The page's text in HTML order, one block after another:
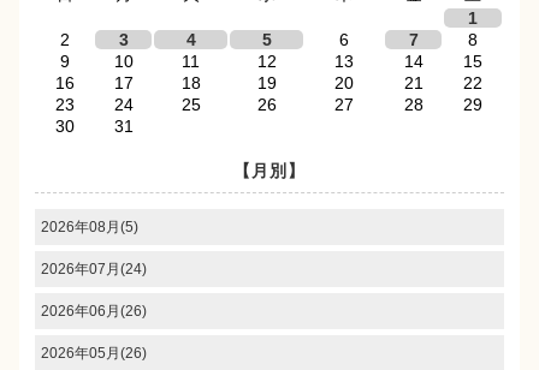
1
2
3 4 5 6 7
8
9
10 11 12 13 14
15
16
17 18 19 20 21
22
23
24 25 26 27 28
29
30
31
【月別】
2026年08月(5)
2026年07月(24)
2026年06月(26)
2026年05月(26)